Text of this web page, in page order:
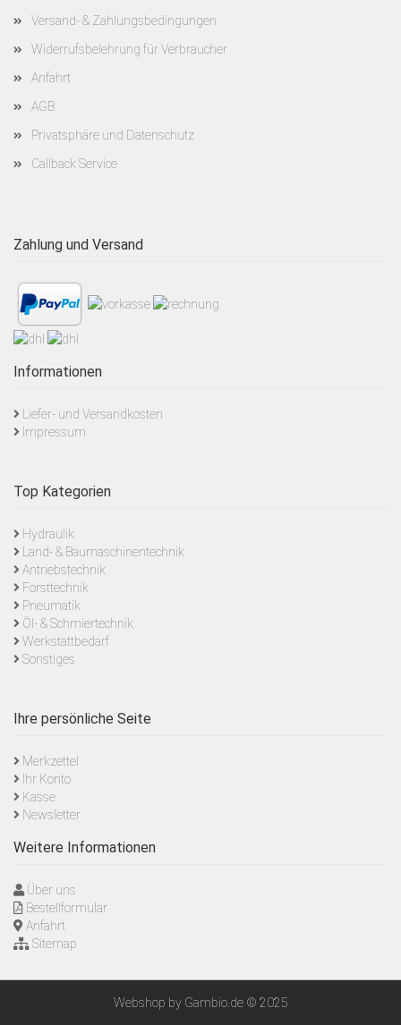
Versand- & Zahlungsbedingungen
Widerrufsbelehrung für Verbraucher
Anfahrt
AGB
Privatsphäre und Datenschutz
Callback Service
Zahlung und Versand
Informationen
Liefer- und Versandkosten
Impressum
Top Kategorien
Hydraulik
Land- & Baumaschinentechnik
Antriebstechnik
Forsttechnik
Pneumatik
Öl- & Schmiertechnik
Werkstattbedarf
Sonstiges
Ihre persönliche Seite
Merkzettel
Ihr Konto
Kasse
Newsletter
Weitere Informationen
Über uns
Bestellformular
Anfahrt
Sitemap
Webshop by Gambio.de © 2025